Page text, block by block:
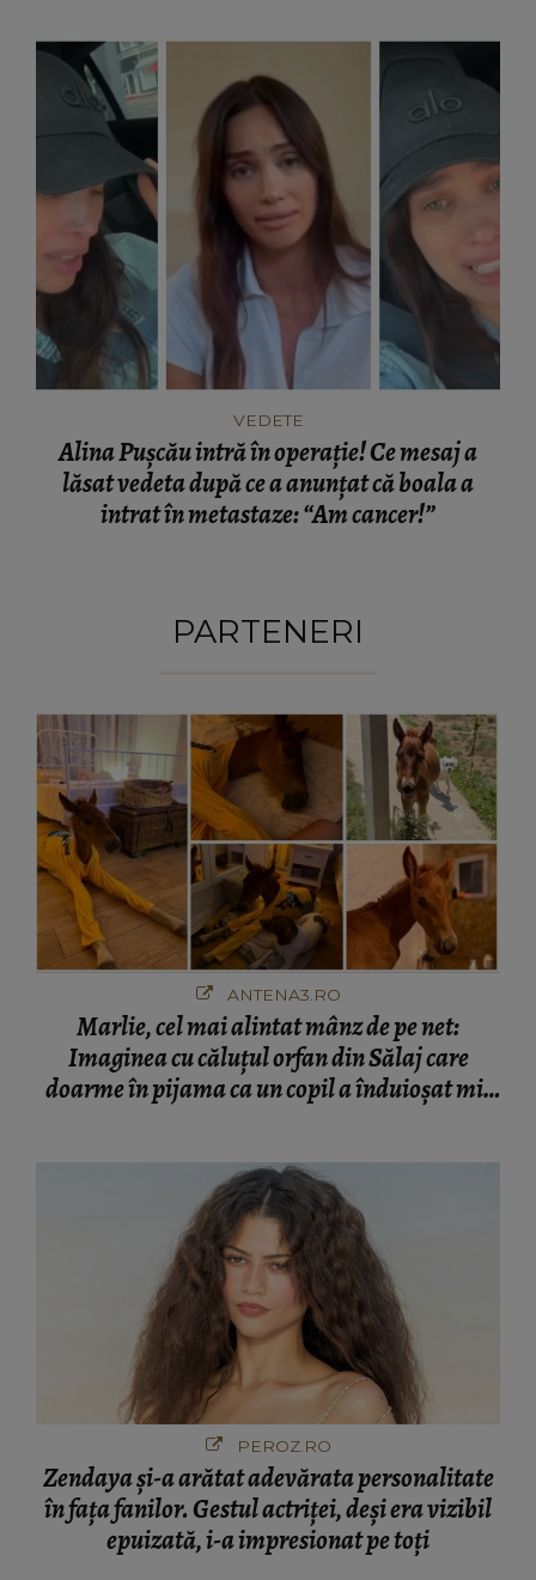
VEDETE
Alina Pușcău intră în operație! Ce mesaj a
lăsat vedeta după ce a anunțat că boala a
intrat în metastaze: “Am cancer!”
PARTENERI
ANTENA3.RO
Marlie, cel mai alintat mânz de pe net:
Imaginea cu căluțul orfan din Sălaj care
doarme în pijama ca un copil a înduioșat mii
PEROZ.RO
Zendaya și-a arătat adevărata personalitate
în fața fanilor. Gestul actriței, deși era vizibil
epuizată, i-a impresionat pe toți